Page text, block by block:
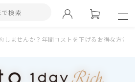
しませんか？年間コストを下げるお得な方法